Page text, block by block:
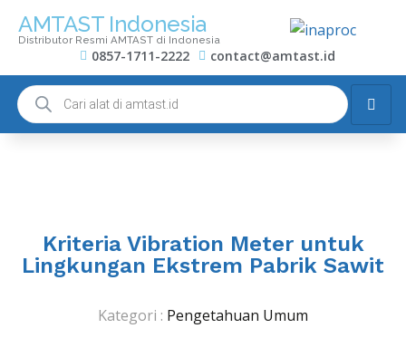
AMTAST Indonesia
Distributor Resmi AMTAST di Indonesia
0857-1711-2222 contact@amtast.id
Kriteria Vibration Meter untuk
Lingkungan Ekstrem Pabrik Sawit
Kategori : Pengetahuan Umum